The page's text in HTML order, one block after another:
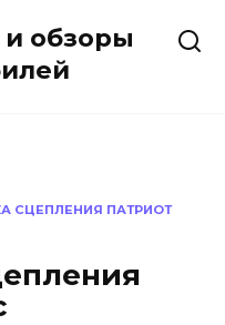
обзоры
СЦЕПЛЕНИЯ ПАТРИОТ